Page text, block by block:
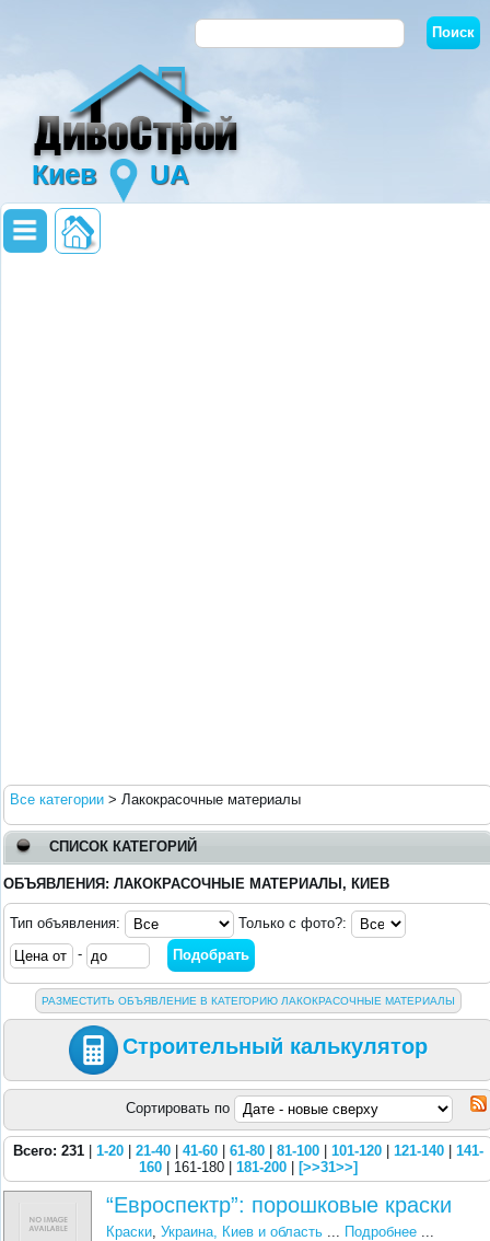
Киев UA
Все категории > Лакокрасочные материалы
СПИСОК КАТЕГОРИЙ
ОБЪЯВЛЕНИЯ: ЛАКОКРАСОЧНЫЕ МАТЕРИАЛЫ, КИЕВ
Тип объявления:
Только с фото?:
-
РАЗМЕСТИТЬ ОБЪЯВЛЕНИЕ В КАТЕГОРИЮ ЛАКОКРАСОЧНЫЕ МАТЕРИАЛЫ
Строительный калькулятор
Сортировать по
Всего: 231 1-20 21-40 41-60 61-80 81-100 101-120 121-140
141-
160 | 161-180 | 181-200 [>>31>>]
“Евроспектр”: порошковые краски
Краски,Украина, Киев и область ... Подробнее ...